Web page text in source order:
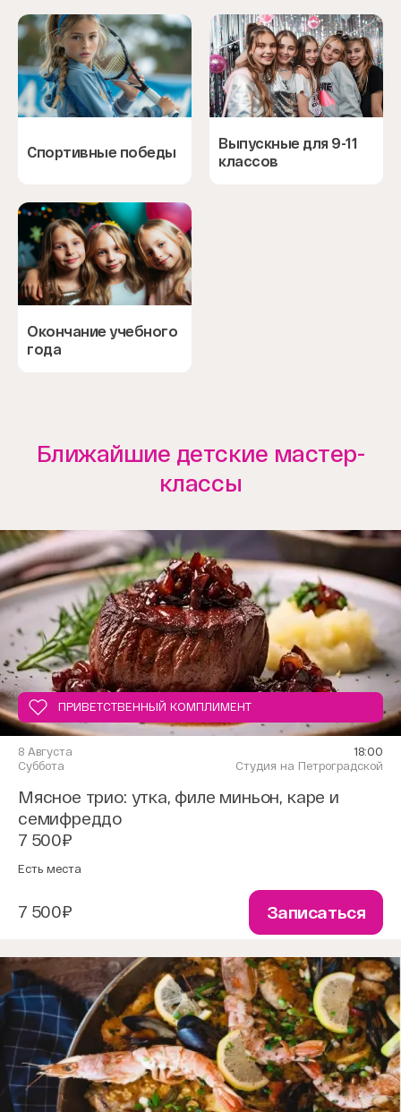
Спортивные победы
Выпускные для 9-11
классов
Окончание учебного
года
Ближайшие детские мастер-
классы
ПРИВЕТСТВЕННЫЙ КОМПЛИМЕНТ
8 Августа
Суббота
18:00
Студия на Петроградской
Мясное трио: утка, филе миньон, каре и
семифреддо
7 500₽
Есть места
7 500₽ Записаться